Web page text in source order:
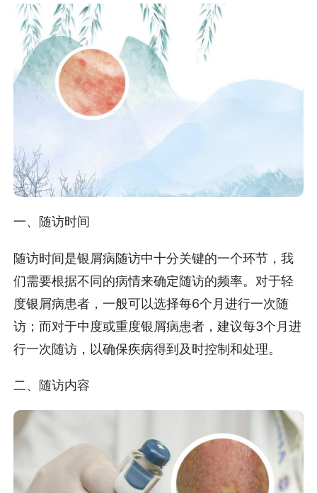
一、随访时间
随访时间是银屑病随访中十分关键的一个环节，我
们需要根据不同的病情来确定随访的频率。对于轻
度银屑病患者，一般可以选择每6个月进行一次随
访；而对于中度或重度银屑病患者，建议每3个月进
行一次随访，以确保疾病得到及时控制和处理。
二、随访内容